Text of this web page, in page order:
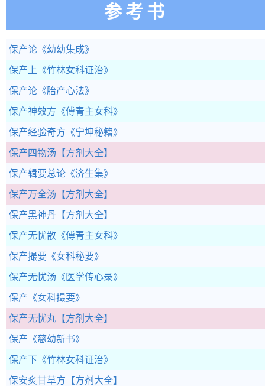
参考书
保产论 《幼幼集成》
保产上 《竹林女科证治》
保产论 《胎产心法》
保产神效方 《傅青主女科》
保产经验奇方 《宁坤秘籍》
保产四物汤 【方剂大全】
保产辑要总论 《济生集》
保产万全汤 【方剂大全】
保产黑神丹 【方剂大全】
保产无忧散 《傅青主女科》
保产撮要 《女科秘要》
保产无忧汤 《医学传心录》
保产 《女科撮要》
保产无忧丸 【方剂大全】
保产 《慈幼新书》
保产下 《竹林女科证治》
保安炙甘草方 【方剂大全】